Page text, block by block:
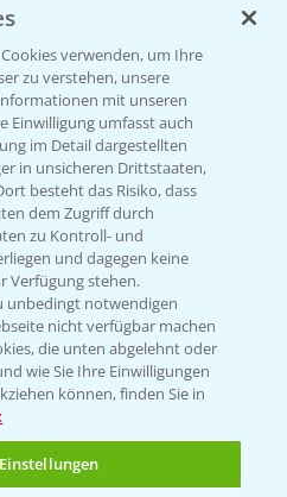
verwenden, um Ihre
zu verstehen, unsere
mit unseren
Einwilligung umfasst auch
im Detail dargestellten
in unsicheren Drittstaaten,
besteht das Risiko, dass
dem Zugriff durch
zu Kontroll- und
und dagegen keine
Verfügung stehen.
unbedingt notwendigen
nicht verfügbar machen
die unten abgelehnt oder
wie Sie Ihre Einwilligungen
können, finden Sie in